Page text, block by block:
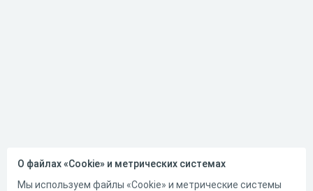
О файлах «Cookie» и метрических системах
Мы используем файлы «Cookie» и метрические системы